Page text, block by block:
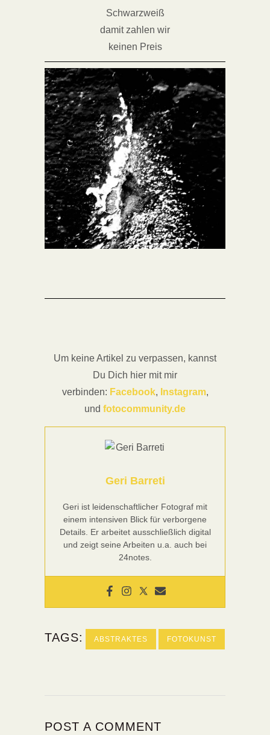
Schwarzweiß
damit zahlen wir
keinen Preis
Um keine Artikel zu verpassen, kannst
Du Dich hier mit mir
verbinden: Facebook, Instagram,
und fotocommunity.de
Geri Barreti
Geri ist leidenschaftlicher Fotograf mit
einem intensiven Blick für verborgene
Details. Er arbeitet ausschließlich digital
und zeigt seine Arbeiten u.a. auch bei
24notes.
TAGS: ABSTRAKTES FOTOKUNST
POST A COMMENT